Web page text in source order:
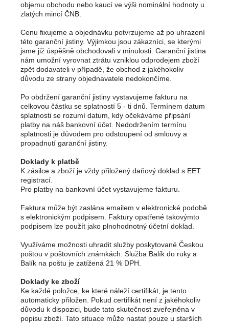
objemu obchodu nebo kaucí ve výši nominální hodnoty u
zlatých mincí ČNB.
Cenu fixujeme a objednávku potvrzujeme až po uhrazení
této garanční jistiny. Výjimkou jsou zákazníci, se kterými
jsme již úspěšně obchodovali v minulosti. Garanční jistina
nám umožní vyrovnat ztrátu vzniklou odprodejem zboží
zpět dodavateli v případě, že obchod z jakéhokoliv
důvodu ze strany objednavatele nedokončíme.
Po obdržení garanční jistiny vystavujeme fakturu na
celkovou částku se splatností 5 - ti dnů. Termínem datum
splatnosti se rozumí datum, kdy očekáváme připsání
platby na náš bankovní účet. Nedodržením termínu
splatnosti je důvodem pro odstoupení od smlouvy a
propadnutí garanční jistiny.
Doklady k platbě
K zásilce a zboží je vždy přiložený daňový doklad s EET
registrací.
Pro platby na bankovní účet vystavujeme fakturu.
Faktura může být zaslána emailem v elektronické podobě
s elektronickým podpisem. Faktury opatřené takovýmto
podpisem lze použít jako plnohodnotný účetní doklad.
Využíváme možnosti uhradit služby poskytované Českou
poštou v poštovních známkách. Služba Balík do ruky a
Balík na poštu je zatížená 21 % DPH.
Doklady ke zboží
Ke každé položce, ke které náleží certifikát, je tento
automaticky přiložen. Pokud certifikát není z jakéhokoliv
důvodu k dispozici, bude tato skutečnost zveřejněna v
popisu zboží. Tato situace může nastat pouze u starších